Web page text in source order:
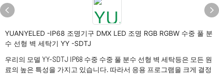
YUANYELED -IP68 조명기구 DMX LED 조명 RGB RGBW 수중 풀 분
수 선형 벽 세탁기 YY -SDTJ
우리의 모델 YY-SDTJ IP68 수중 수중 풀 분수 선형 벽 세탁등은 모든 원
료의 높은 특성을 가지고 있습니다. 따라서 응용 프로그램을 크게 결정